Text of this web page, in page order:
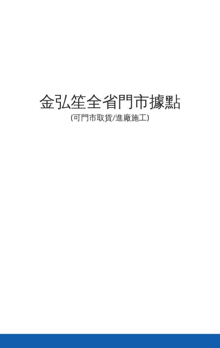
金弘笙全省門市據點
(可門市取貨/進廠施工)